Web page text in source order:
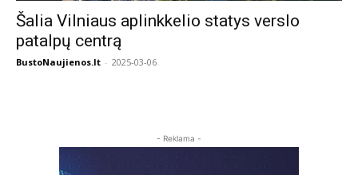
Šalia Vilniaus aplinkkelio statys verslo
patalpų centrą
BustoNaujienos.lt - 2025-03-06
- Reklama -